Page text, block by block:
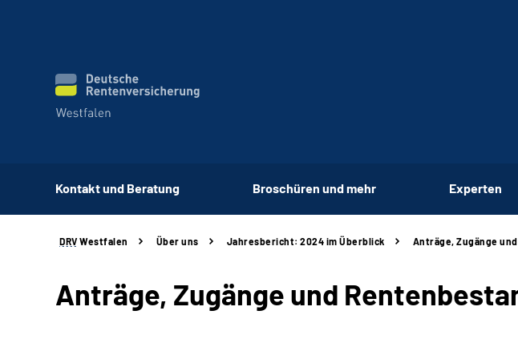
Kontakt und Beratung Broschüren und mehr Experten
DRV Westfalen Über uns Jahresbericht: 2024 im Überblick Anträge, Zugänge
Anträge, Zugänge und